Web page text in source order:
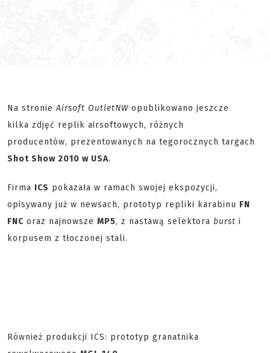
Na stronieAirsoft OutletNW opublikowano jeszcze
kilka zdjęć replik airsoftowych, różnych
producentów, prezentowanych na tegorocznych targach
Shot Show 2010 w USA.
Firma ICS pokazała w ramach swojej ekspozycji,
opisywany już w newsach, prototyp repliki karabinu FN
FNC oraz najnowsze MP5, z nastawą selektora burst i
korpusem z tłoczonej stali.
Również produkcji ICS: prototyp granatnika